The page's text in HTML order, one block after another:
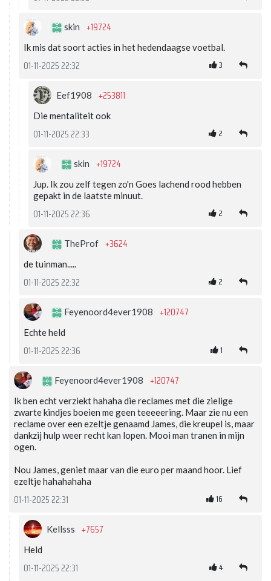
skin +19724
Ik mis dat soort acties in het hedendaagse voetbal.
01-11-2025 22:32 3
Eef1908 +253811
Die mentaliteit ook
01-11-2025 22:33 2
skin +19724
Jup. Ik zou zelf tegen zo'n Goes lachend rood hebben
gepakt in de laatste minuut.
01-11-2025 22:36 2
TheProf +3624
de tuinman.....
01-11-2025 22:32 2
Feyenoord4ever1908 +120747
Echte held
01-11-2025 22:36 1
Feyenoord4ever1908 +120747
Ik ben echt verziekt hahaha die reclames met die zielige
zwarte kindjes boeien me geen teeeeering. Maar zie nu een
reclame over een ezeltje genaamd James, die kreupel is, maar
dankzij hulp weer recht kan lopen. Mooi man tranen in mijn
ogen.
Nou James, geniet maar van die euro per maand hoor. Lief
ezeltje hahahahaha
01-11-2025 22:31 16
Kellsss +7657
Held
01-11-2025 22:31 4